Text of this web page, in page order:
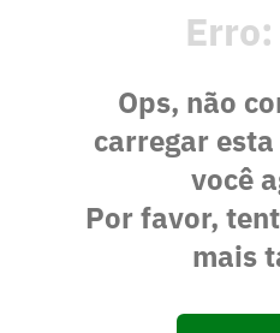
Erro:
Ops, não
carregar
você
Por favor,
mais